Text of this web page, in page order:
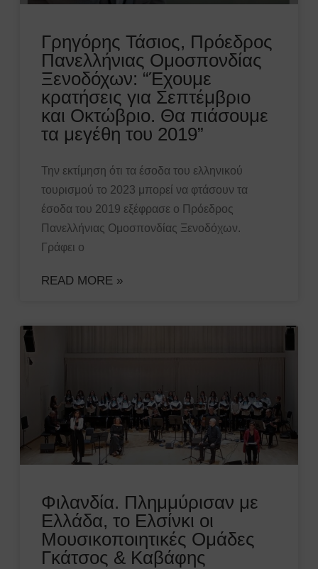
Γρηγόρης Τάσιος, Πρόεδρος
Πανελλήνιας Ομοσπονδίας
Ξενοδόχων: “Έχουμε
κρατήσεις για Σεπτέμβριο
και Οκτώβριο. Θα πιάσουμε
τα μεγέθη του 2019”
Την εκτίμηση ότι τα έσοδα του ελληνικού
τουρισμού το 2023 μπορεί να φτάσουν τα
έσοδα του 2019 εξέφρασε ο Πρόεδρος
Πανελλήνιας Ομοσπονδίας Ξενοδόχων.
Γράφει ο
READ MORE »
Φιλανδία. Πλημμύρισαν με
Ελλάδα, το Ελσίνκι οι
Μουσικοποιητικές Ομάδες
Γκάτσος & Καβάφης